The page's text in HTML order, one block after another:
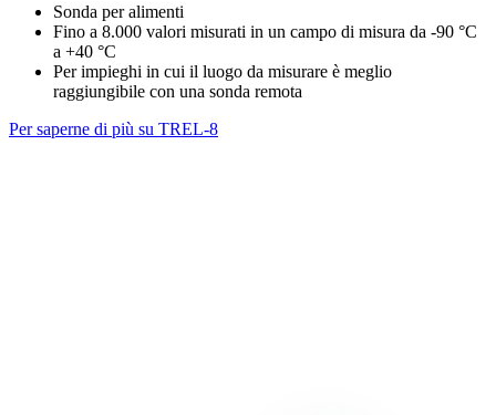
Sonda per alimenti
Fino a 8.000 valori misurati in un campo di misura da -90 °C
a +40 °C
Per impieghi in cui il luogo da misurare è meglio
raggiungibile con una sonda remota
Per saperne di più su TREL-8